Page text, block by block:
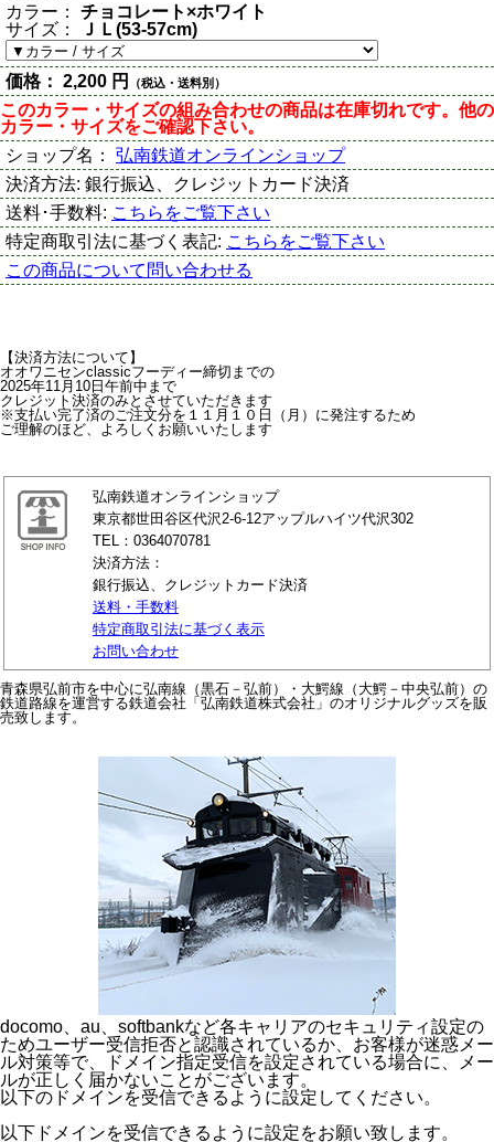
カラー：
チョコレート×ホワイト
サイズ：
ＪＬ(53-57cm)
価格： 2,200 円 （税込・送料別）
このカラー・サイズの組み合わせの商品は在庫切れです。他の
カラー・サイズをご確認下さい。
ショップ名： 弘南鉄道オンラインショップ
決済方法: 銀行振込、クレジットカード決済
送料･手数料: こちらをご覧下さい
特定商取引法に基づく表記: こちらをご覧下さい
この商品について問い合わせる
【決済方法について】
オオワニセンclassicフーディー締切までの
2025年11月10日午前中まで
クレジット決済のみとさせていただきます
※支払い完了済のご注文分を１１月１０日（月）に発注するため
ご理解のほど、よろしくお願いいたします
弘南鉄道オンラインショップ
東京都世田谷区代沢2-6-12アップルハイツ代沢302
TEL：0364070781
決済方法：
銀行振込、クレジットカード決済
送料・手数料
特定商取引法に基づく表示
お問い合わせ
青森県弘前市を中心に弘南線（黒石－弘前）・大鰐線（大鰐－中央弘前）の
鉄道路線を運営する鉄道会社「弘南鉄道株式会社」のオリジナルグッズを販
売致します。
docomo、au、softbankなど各キャリアのセキュリティ設定の
ためユーザー受信拒否と認識されているか、お客様が迷惑メー
ル対策等で、ドメイン指定受信を設定されている場合に、メー
ルが正しく届かないことがございます。
以下のドメインを受信できるように設定してください。
以下ドメインを受信できるように設定をお願い致します。